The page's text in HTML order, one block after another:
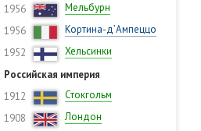
1956
Мельбурн
1956
Кортина-д’Ампеццо
1952
Хельсинки
Российская империя
1912
Стокгольм
1908
Лондон